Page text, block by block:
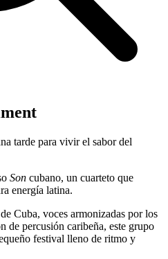
tarde para vivir el sabor del
Son cubano, un cuarteto que
energía latina.
Cuba, voces armonizadas por los
de percusión caribeña, este grupo
festival lleno de ritmo y